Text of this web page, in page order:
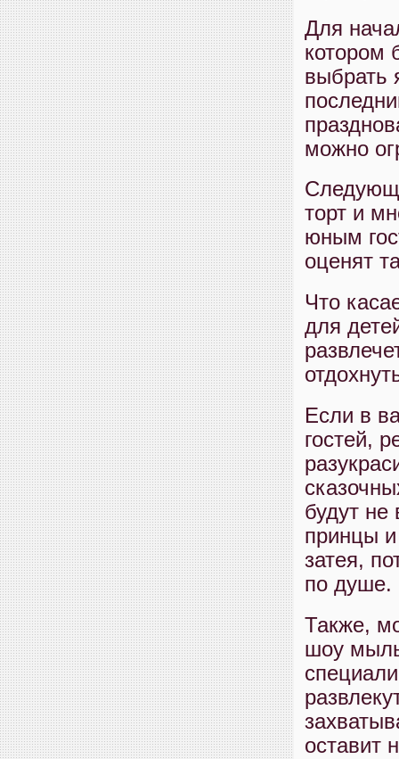
Для
котором
выбрать
можно
торт и
юным
оценят
Что
для
Если в
гостей,
будут
принцы и
затея,
по душе.
Также,
шоу
оставит